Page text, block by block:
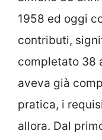
1958 ed oggi
contributi,
completato 38
aveva già
pratica, i
allora. Dal